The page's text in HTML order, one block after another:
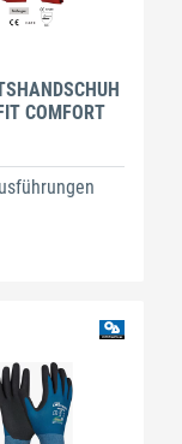
COMFORT